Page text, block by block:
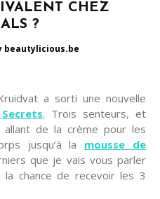
CHEZ
?
beautylicious.be
a sorti une nouvelle
. Trois senteurs, et
de la crème pour les
jusqu’à la mousse de
que je vais vous parler
la chance de recevoir les 3